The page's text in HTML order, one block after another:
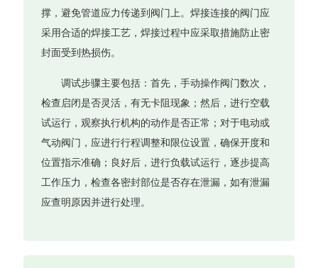
撑，避免管道应力传递到阀门上。焊接连接的阀门应
采用合适的焊接工艺，焊接过程中应采取措施防止密
封面受到热损伤。
调试步骤主要包括：首先，手动操作阀门数次，
检查启闭是否灵活，有无卡阻现象；然后，进行空载
试运行，观察执行机构的动作是否正常；对于电动或
气动阀门，应进行行程调整和限位设置，确保开度和
位置指示准确；良好后，进行负载试运行，逐步提高
工作压力，检查各密封部位是否存在泄漏，如有泄漏
应查明原因并进行处理。